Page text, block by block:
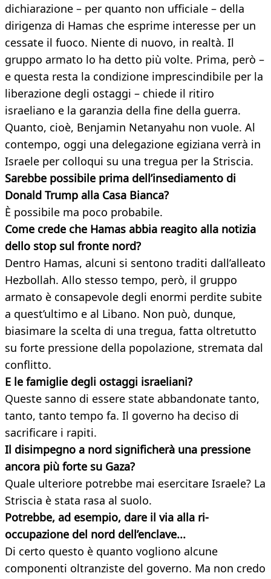
dichiarazione – per quanto non ufficiale – della
dirigenza di Hamas che esprime interesse per un
cessate il fuoco. Niente di nuovo, in realtà. Il
gruppo armato lo ha detto più volte. Prima, però –
e questa resta la condizione imprescindibile per la
liberazione degli ostaggi – chiede il ritiro
israeliano e la garanzia della fine della guerra.
Quanto, cioè, Benjamin Netanyahu non vuole. Al
contempo, oggi una delegazione egiziana verrà in
Israele per colloqui su una tregua per la Striscia.
Sarebbe possibile prima dell’insediamento di
Donald Trump alla Casa Bianca?
È possibile ma poco probabile.
Come crede che Hamas abbia reagito alla notizia
dello stop sul fronte nord?
Dentro Hamas, alcuni si sentono traditi dall’alleato
Hezbollah. Allo stesso tempo, però, il gruppo
armato è consapevole degli enormi perdite subite
a quest’ultimo e al Libano. Non può, dunque,
biasimare la scelta di una tregua, fatta oltretutto
su forte pressione della popolazione, stremata dal
conflitto.
E le famiglie degli ostaggi israeliani?
Queste sanno di essere state abbandonate tanto,
tanto, tanto tempo fa. Il governo ha deciso di
sacrificare i rapiti.
Il disimpegno a nord significherà una pressione
ancora più forte su Gaza?
Quale ulteriore potrebbe mai esercitare Israele? La
Striscia è stata rasa al suolo.
Potrebbe, ad esempio, dare il via alla ri-
occupazione del nord dell’enclave...
Di certo questo è quanto vogliono alcune
componenti oltranziste del governo. Ma non credo